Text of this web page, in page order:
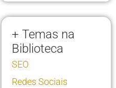
+ Temas na
Biblioteca
SEO
Redes Sociais